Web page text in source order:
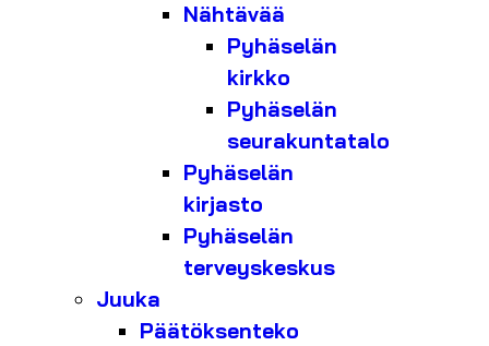
Nähtävää
Pyhäselän
kirkko
Pyhäselän
seurakuntatalo
Pyhäselän
kirjasto
Pyhäselän
terveyskeskus
Juuka
Päätöksenteko